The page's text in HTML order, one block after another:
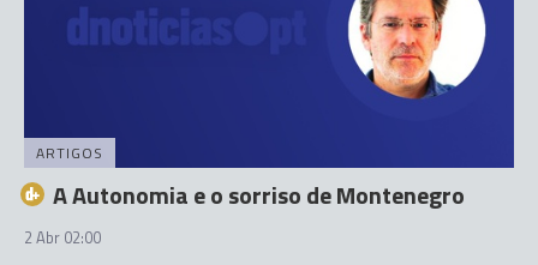
ARTIGOS
A Autonomia e o sorriso de Montenegro
2 Abr 02:00